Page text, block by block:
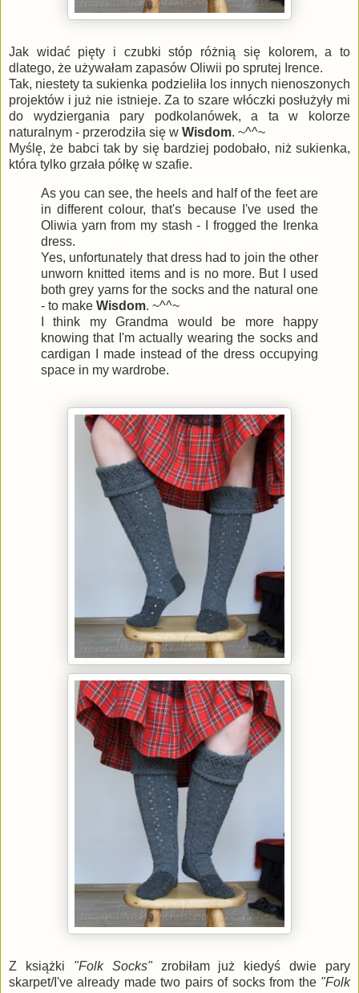
Jak widać pięty i czubki stóp różnią się kolorem, a to
dlatego, że używałam zapasów Oliwii po sprutej Irence.
Tak, niestety ta sukienka podzieliła los innych nienoszonych
projektów i już nie istnieje. Za to szare włóczki posłużyły mi
do wydziergania pary podkolanówek, a ta w kolorze
naturalnym - przerodziła się w Wisdom. ~^^~
Myślę, że babci tak by się bardziej podobało, niż sukienka,
która tylko grzała półkę w szafie.
As you can see, the heels and half of the feet are
in different colour, that's because I've used the
Oliwia yarn from my stash - I frogged the Irenka
dress.
Yes, unfortunately that dress had to join the other
unworn knitted items and is no more. But I used
both grey yarns for the socks and the natural one
- to make Wisdom. ~^^~
I think my Grandma would be more happy
knowing that I'm actually wearing the socks and
cardigan I made instead of the dress occupying
space in my wardrobe.
Z książki "Folk Socks"zrobiłam już kiedyś dwie pary
skarpet/I've already made two pairs of socks from the "Folk